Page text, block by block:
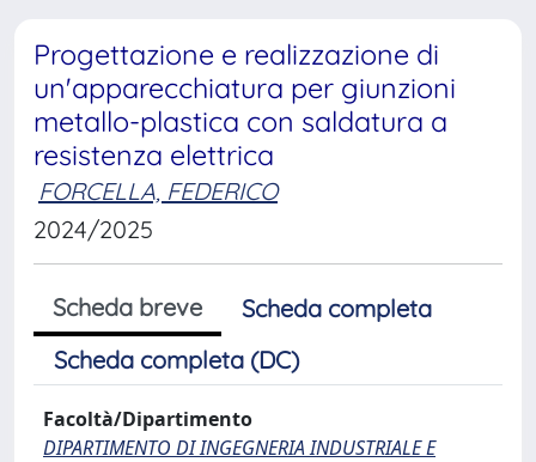
Progettazione e realizzazione di
un'apparecchiatura per giunzioni
metallo-plastica con saldatura a
resistenza elettrica
FORCELLA, FEDERICO
2024/2025
Scheda breve
Scheda completa
Scheda completa (DC)
Facoltà/Dipartimento
DIPARTIMENTO DI INGEGNERIA INDUSTRIALE E